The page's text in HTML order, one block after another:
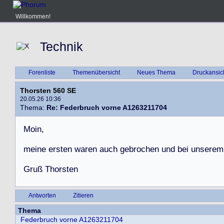
Willkommen!
Technik
Forenliste Themenübersicht Neues Thema
Thorsten 560 SE
20.05.26 10:36
Thema: Re: Federbruch vorne A1263211704
Moin,
meine ersten waren auch gebrochen und bei unserem
Gruß Thorsten
Antworten Zitieren
Thema
Federbruch vorne A1263211704